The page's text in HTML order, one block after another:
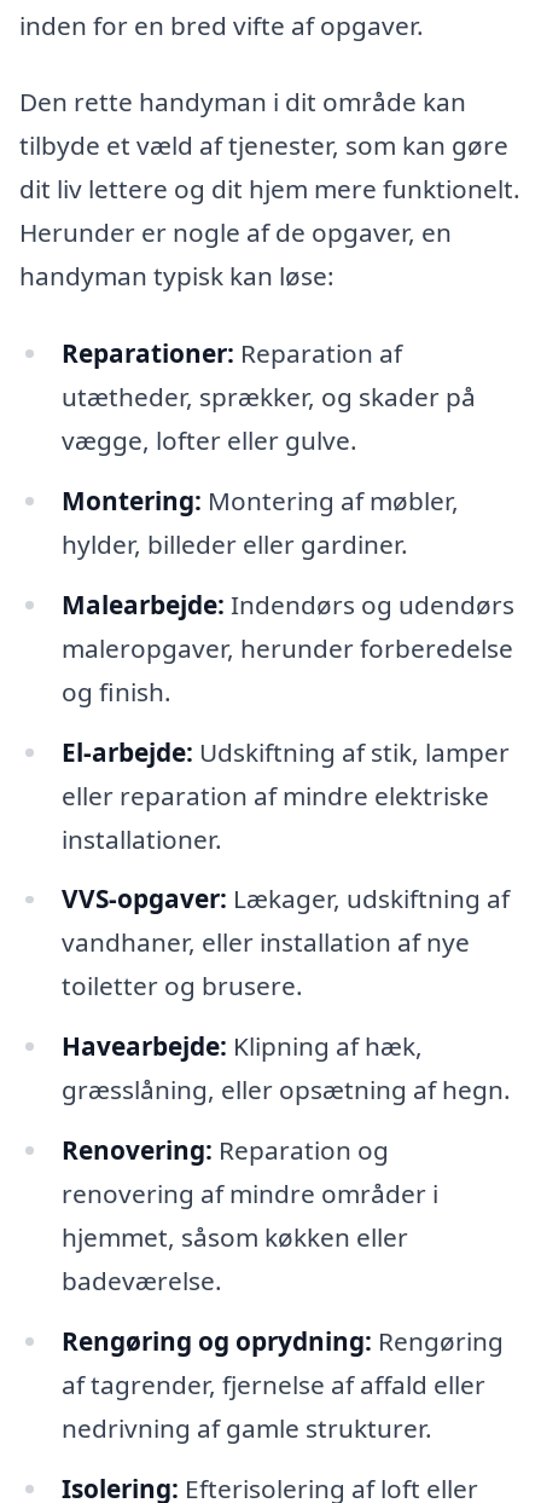
inden for en bred vifte af opgaver.
Den rette handyman i dit område kan
tilbyde et væld af tjenester, som kan gøre
dit liv lettere og dit hjem mere funktionelt.
Herunder er nogle af de opgaver, en
handyman typisk kan løse:
Reparationer: Reparation af
utætheder, sprækker, og skader på
vægge, lofter eller gulve.
Montering: Montering af møbler,
hylder, billeder eller gardiner.
Malearbejde: Indendørs og udendørs
maleropgaver, herunder forberedelse
og finish.
El-arbejde: Udskiftning af stik, lamper
eller reparation af mindre elektriske
installationer.
VVS-opgaver: Lækager, udskiftning af
vandhaner, eller installation af nye
toiletter og brusere.
Havearbejde: Klipning af hæk,
græsslåning, eller opsætning af hegn.
Renovering: Reparation og
renovering af mindre områder i
hjemmet, såsom køkken eller
badeværelse.
Rengøring og oprydning: Rengøring
af tagrender, fjernelse af affald eller
nedrivning af gamle strukturer.
Isolering: Efterisolering af loft eller